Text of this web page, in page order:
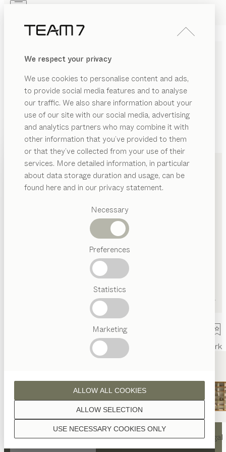
We respect your privacy
We use cookies to personalise content and ads,
to provide social media features and to analyse
our traffic. We also share information about your
use of our site with our social media, advertising
and analytics partners who may combine it with
other information that you’ve provided to them
or that they’ve collected from your use of their
services. More detailed information, in particular
about data storage duration and usage, can be
found here and in our privacy statement.
Necessary
Preferences
Statistics
Marketing
USE NECESSARY COOKIES ONLY
ALLOW SELECTION
ALLOW ALL COOKIES
PRODUKTE
INSPIRATION
HÄNDLER
Vorgeschlagene
Kategorien
Österreichisches
Handwerk
nyaTisch nyaStuhl filignoRegal
PRODUKTE
INSPIRATION
ÜBER UNS
+49 211 8629370
Referenzen Kontakt
KONTAKT
TEAM 7 Düsseldorf